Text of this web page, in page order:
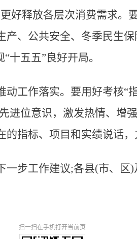
好释放各层次消费需求。
、公共安全、冬季民生
十五五”良好开局。
工作落实。要用好考核“
进位意识，激发热情、增
指标、项目和实绩说话，
一步工作建议;各县(市、区
扫一扫在手机打开当前页